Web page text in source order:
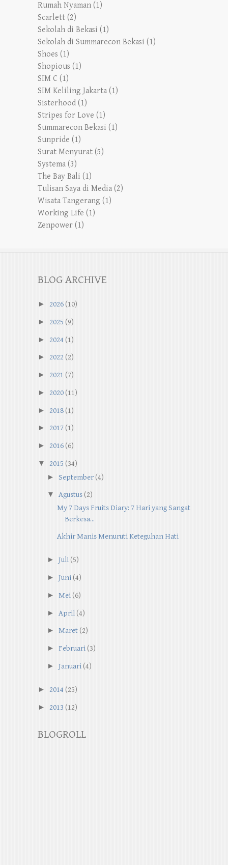
Rumah Nyaman (1)
Scarlett (2)
Sekolah di Bekasi (1)
Sekolah di Summarecon Bekasi (1)
Shoes (1)
Shopious (1)
SIM C (1)
SIM Keliling Jakarta (1)
Sisterhood (1)
Stripes for Love (1)
Summarecon Bekasi (1)
Sunpride (1)
Surat Menyurat (5)
Systema (3)
The Bay Bali (1)
Tulisan Saya di Media (2)
Wisata Tangerang (1)
Working Life (1)
Zenpower (1)
BLOG ARCHIVE
► 2026 (10)
► 2025 (9)
► 2024 (1)
► 2022 (2)
► 2021 (7)
► 2020 (11)
► 2018 (1)
► 2017 (1)
► 2016 (6)
▼
2015 (34)
► September (4)
▼
Agustus (2)
My 7 Days Fruits Diary: 7 Hari yang Sangat
Berkesa...
Akhir Manis Menuruti Keteguhan Hati
► Juli (5)
► Juni (4)
► Mei (6)
► April (4)
► Maret (2)
► Februari (3)
► Januari (4)
► 2014 (25)
► 2013 (12)
BLOGROLL